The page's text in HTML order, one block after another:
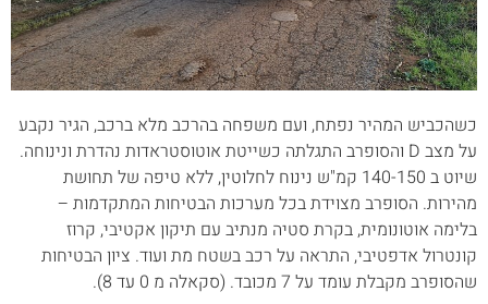
כשהכביש המהיר נפתח, ועם משפחה בהרכב מלא ברכב, הגיר נקבע
על מצב D והסופרב התגלתה כשייטת אוטוסטראדות נהדרת ונינוחה.
שיוט ב 140-150 קמ"ש נינוח לחלוטין, ללא טיפה של תחושת
מהירות. הסופרב מצוידת בכל מערכות הבטיחות המתקדמות –
בלימה אוטונומית, בקרת סטיה מנתיב עם תיקון אקטיבי, קרוז
קונטרול אדפטיבי, התראה על רכב בשטח מת ועוד. ציון הבטיחות
שהסופרב מקבלת עומד על 7 מכובד. (סקאלה מ 0 עד 8).